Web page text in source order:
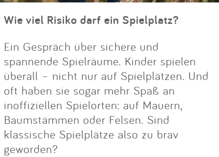
Wie viel Risiko darf ein Spielplatz?
Ein Gespräch über sichere und
spannende Spielräume. Kinder spielen
überall – nicht nur auf Spielplätzen. Und
oft haben sie sogar mehr Spaß an
inoffiziellen Spielorten: auf Mauern,
Baumstämmen oder Felsen. Sind
klassische Spielplätze also zu brav
geworden?